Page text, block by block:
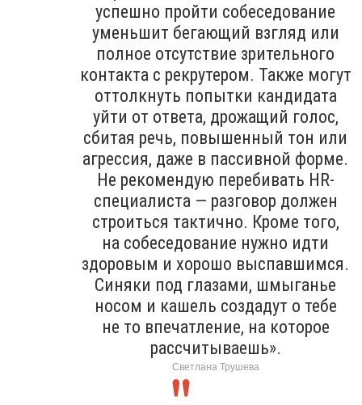
успешно пройти собеседование
уменьшит бегающий взгляд или
полное отсутствие зрительного
контакта с рекрутером. Также могут
оттолкнуть попытки кандидата
уйти от ответа, дрожащий голос,
сбитая речь, повышенный тон или
агрессия, даже в пассивной форме.
Не рекомендую перебивать HR-
специалиста — разговор должен
строиться тактично. Кроме того,
на собеседование нужно идти
здоровым и хорошо выспавшимся.
Синяки под глазами, шмыганье
носом и кашель создадут о тебе
не то впечатление, на которое
рассчитываешь».
Светлана Трушева